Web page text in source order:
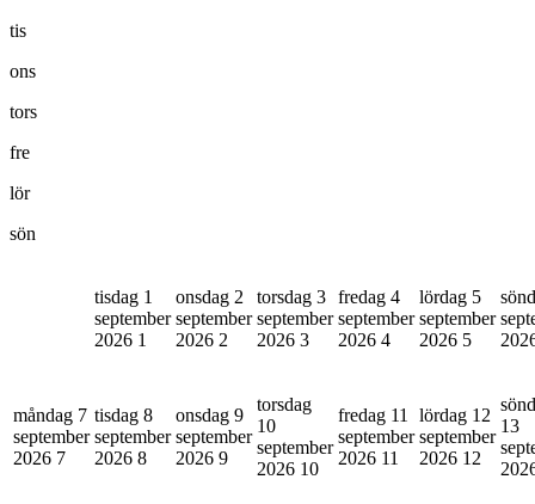
tis
ons
tors
fre
lör
sön
tisdag 1
september
2026 1
onsdag 2
september
2026 2
torsdag 3
september
2026 3
fredag 4
september
2026 4
lördag 5
september
2026 5
måndag 7
september
2026 7
tisdag 8
september
2026 8
onsdag 9
september
2026 9
torsdag
10
september
2026 10
fredag 11
september
2026 11
lördag 12
september
2026 12
13